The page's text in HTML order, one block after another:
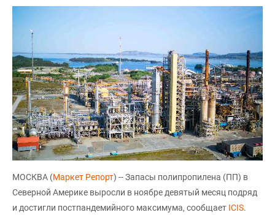
МОСКВА (Маркет Репорт) -- Запасы полипропилена (ПП) в
Северной Америке выросли в ноябре девятый месяц подряд
и достигли постпандемийного максимума, сообщает ICIS.